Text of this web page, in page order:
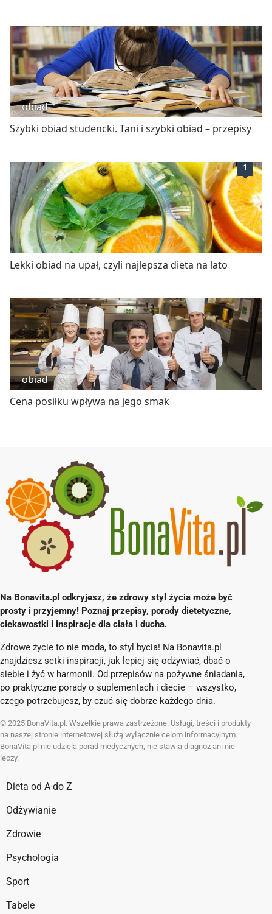
obiad
Szybki obiad studencki. Tani i szybki obiad – przepisy
1
Lekki obiad na upał, czyli najlepsza dieta na lato
obiad
Cena posiłku wpływa na jego smak
Na Bonavita.pl odkryjesz, że zdrowy styl życia może być
prosty i przyjemny! Poznaj przepisy, porady dietetyczne,
ciekawostki i inspiracje dla ciała i ducha.
Zdrowe życie to nie moda, to styl bycia! Na Bonavita.pl
znajdziesz setki inspiracji, jak lepiej się odżywiać, dbać o
siebie i żyć w harmonii. Od przepisów na pożywne śniadania,
po praktyczne porady o suplementach i diecie – wszystko,
czego potrzebujesz, by czuć się dobrze każdego dnia.
© 2025 BonaVita.pl. Wszelkie prawa zastrzeżone. Usługi, treści i produkty
na naszej stronie internetowej służą wyłącznie celom informacyjnym.
BonaVita.pl nie udziela porad medycznych, nie stawia diagnoz ani nie
leczy.
Dieta od A do Z
Odżywianie
Zdrowie
Psychologia
Sport
Tabele